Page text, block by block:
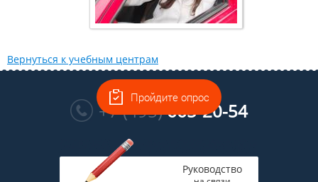
Вернуться к учебным центрам
Многоканальный
+7 (495)665-20-54
Руководство
Пройдите опрос